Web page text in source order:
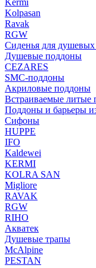
Kermi
Kolpasan
Ravak
RGW
Сиденья для
Душевые поддоны
CEZARES
SMC-поддоны
Акриловые поддоны
Встраиваемые литые
Поддоны и барьеры
Сифоны
HUPPE
IFO
Kaldewei
KERMI
KOLRA SAN
Migliore
RAVAK
RGW
RIHO
Акватек
Душевые трапы
McAlpine
PESTAN